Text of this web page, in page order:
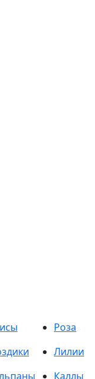
Роза
Лилии
Каллы